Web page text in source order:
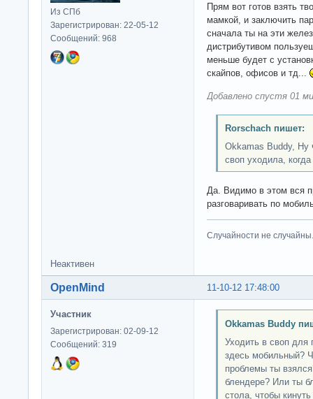
Из СПб
Зарегистрирован: 22-05-12
Сообщений: 968
Прям вот готов взять
мамкой, и заключить
сначала ты на эти
дистрибутивом
меньше будет с
скайпов, офисов и тд...
Добавлено спустя 01
Rorschach пишет:
Okkamas Buddy, Ну
своп уходила,
Да. Видимо в этом вся
разговаривать по
Случайности не случайны.
Неактивен
11-10-12 17:48:00
OpenMind
Участник
Зарегистрирован: 02-09-12
Сообщений: 319
Okkamas Buddy
Уходить в своп для
здесь мобильный?
проблемы ты
блендере? Или ты
стола, чтобы